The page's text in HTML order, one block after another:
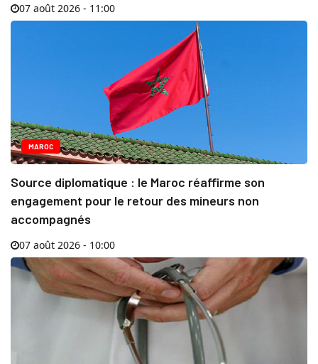
07 août 2026 - 11:00
MAROC
Source diplomatique : le Maroc réaffirme son
engagement pour le retour des mineurs non
accompagnés
07 août 2026 - 10:00